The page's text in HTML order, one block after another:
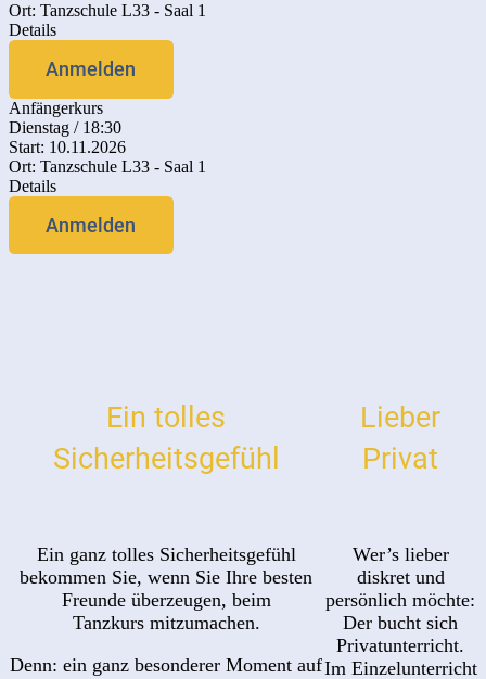
Ort: Tanzschule L33 - Saal 1
Details
Anmelden
Anfängerkurs
Dienstag / 18:30
Start: 10.11.2026
Ort: Tanzschule L33 - Saal 1
Details
Anmelden
Ein tolles
Sicherheitsgefühl
Ein ganz tolles Sicherheitsgefühl
bekommen Sie, wenn Sie Ihre besten
Freunde überzeugen, beim
Tanzkurs mitzumachen.
Denn: ein ganz besonderer Moment auf
Lieber
Privat
Wer’s lieber
diskret und
persönlich möchte:
Der bucht sich
Privatunterricht.
Im Einzelunterricht